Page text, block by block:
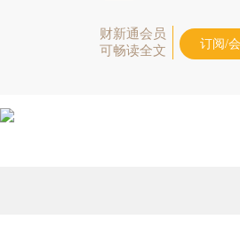
财新通会员
可畅读全文
订阅/